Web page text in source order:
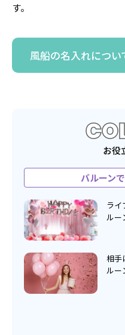
す。
風船の名入れについ
お役
バルーン
ライ
ルー
相手
ルー